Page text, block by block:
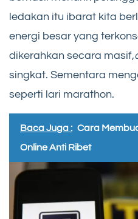
ledakan itu ibarat kita
energi besar yang
dikerahkan secara masif,
singkat. Sementara
seperti lari marathon.
Baca Juga : Cara
Online Anti Ribet